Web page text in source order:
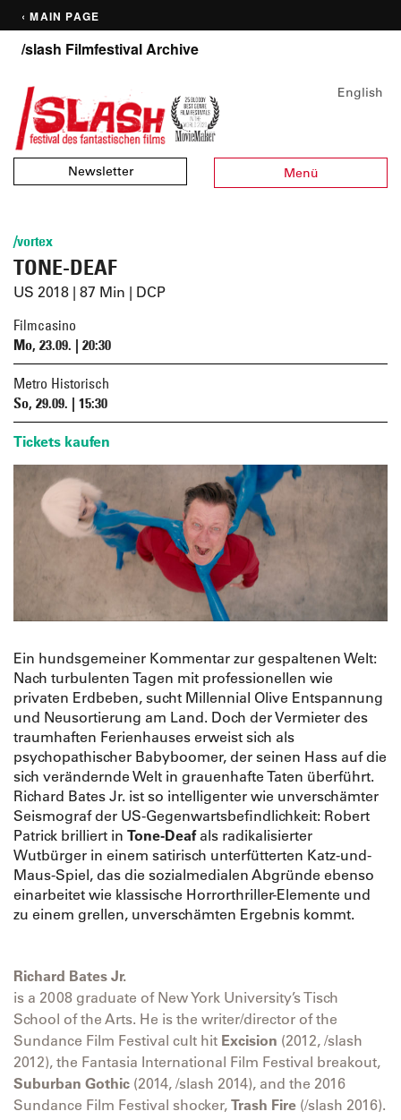
‹ MAIN PAGE
/slash Filmfestival Archive
Newsletter Menü
English
/vortex
TONE-DEAF
US 2018 | 87 Min | DCP
Filmcasino
Mo, 23.09. | 20:30
Metro Historisch
So, 29.09. | 15:30
Tickets kaufen
Ein hundsgemeiner Kommentar zur gespaltenen Welt:
Nach turbulenten Tagen mit professionellen wie
privaten Erdbeben, sucht Millennial Olive Entspannung
und Neusortierung am Land. Doch der Vermieter des
traumhaften Ferienhauses erweist sich als
psychopathischer Babyboomer, der seinen Hass auf die
sich verändernde Welt in grauenhafte Taten überführt.
Richard Bates Jr. ist so intelligenter wie unverschämter
Seismograf der US-Gegenwartsbefindlichkeit: Robert
Patrick brilliert in Tone-Deafals radikalisierter
Wutbürger in einem satirisch unterfütterten Katz-und-
Maus-Spiel, das die sozialmedialen Abgründe ebenso
einarbeitet wie klassische Horrorthriller-Elemente und
zu einem grellen, unverschämten Ergebnis kommt.
Richard Bates Jr.
is a 2008 graduate of New York University’s Tisch
School of the Arts. He is the writer/director of the
Sundance Film Festival cult hit Excision (2012, /slash
2012), the Fantasia International Film Festival breakout,
Suburban Gothic (2014, /slash 2014), and the 2016
Sundance Film Festival shocker,Trash Fire (/slash 2016).